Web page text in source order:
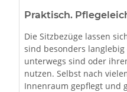
Praktisch.
Die Sitzbezüge lassen
sind besonders
unterwegs sind oder
nutzen. Selbst nach
Innenraum gepflegt und